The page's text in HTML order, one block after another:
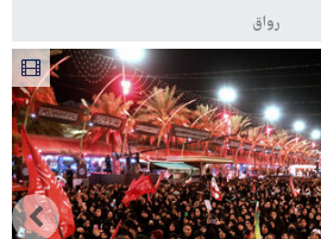
رواق